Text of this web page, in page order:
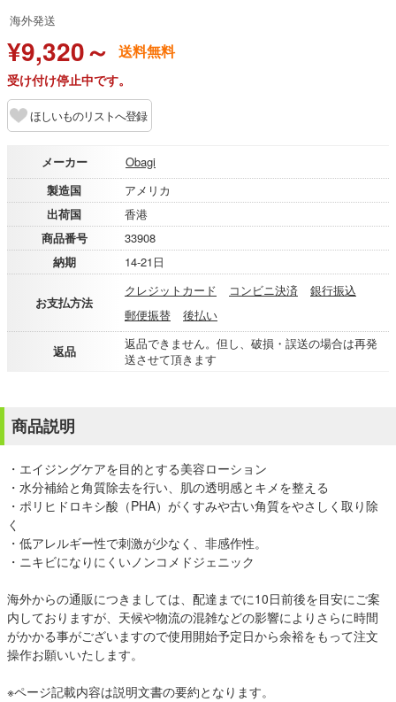
海外発送
¥9,320～ 送料無料
受け付け停止中です。
ほしいものリストへ登録
メーカー
Obagi
製造国
アメリカ
出荷国
香港
商品番号
33908
納期
14-21日
お支払方法
クレジットカード コンビニ決済
銀行振込
郵便振替
後払い
返品
返品できません。但し、破損・誤送の場合は再発
送させて頂きます
商品説明
・エイジングケアを目的とする美容ローション
・水分補給と角質除去を行い、肌の透明感とキメを整える
・ポリヒドロキシ酸（PHA）がくすみや古い角質をやさしく取り除
く
・低アレルギー性で刺激が少なく、非感作性。
・ニキビになりにくいノンコメドジェニック
海外からの通販につきましては、配達までに10日前後を目安にご案
内しておりますが、天候や物流の混雑などの影響によりさらに時間
がかかる事がございますので使用開始予定日から余裕をもって注文
操作お願いいたします。
※ページ記載内容は説明文書の要約となります。